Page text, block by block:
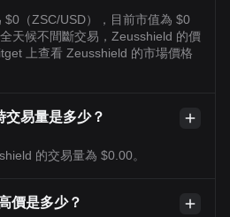
（ZSC/USD），目前市值為 $0
天候不間斷交易，Zeusshield 的價
上查看 Zeusshield 的市場價格
易量是多少？
的交易量為 $0.00。
價是多少？